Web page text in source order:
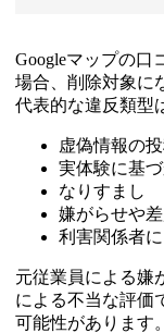
Googleマップの口
場合、削除対象に
代表的な違反類型
虚偽情報の
実体験に基
なりすまし
嫌がらせや
利害関係者
元従業員による嫌
による不当な評価
可能性があります。